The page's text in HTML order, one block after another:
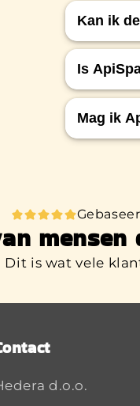
wassen
Kan ik
Ja,
wilt
Is
Ja, de
Mag ik
mensen
Dit is wat vele
d.o.o.